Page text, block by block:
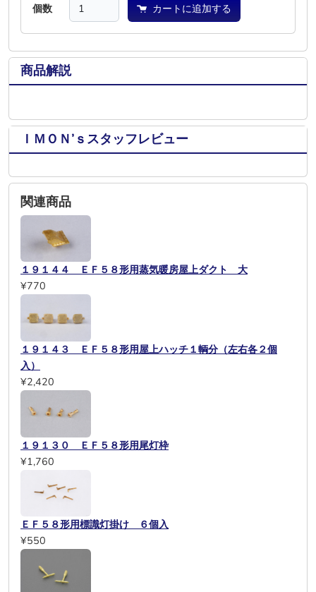
個数 カートに追加する
商品解説
ＩＭＯＮ’ｓスタッフレビュー
関連商品
１９１４４ ＥＦ５８形用蒸気暖房屋上ダクト 大
¥770
１９１４３ ＥＦ５８形用屋上ハッチ１輌分（左右各２個
入）
¥2,420
１９１３０ ＥＦ５８形用尾灯枠
¥1,760
ＥＦ５８形用標識灯掛け ６個入
¥550